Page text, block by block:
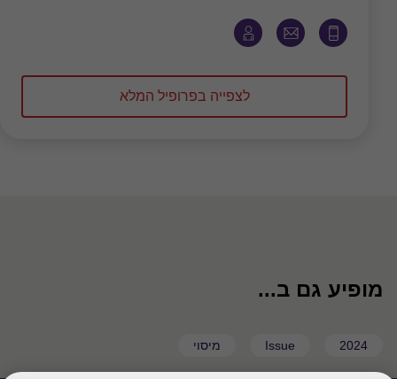
לצפייה בפרופיל המלא
מופיע גם ב...
2024
Issue מיסוי